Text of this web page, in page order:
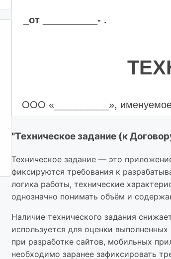
_от __________- .
ООО «__________», именуемое
действующего (ей) на
в дальнейшем «Исполнитель»,
рамках заключенного между
отчуждением исключительных
подписали настоящее
Техническое задание — это
фиксируются требования к
логика работы, технические
однозначно понимать объём и
Наличие технического задания
используется для оценки
при разработке сайтов, мобильных
необходимо заранее зафиксировать